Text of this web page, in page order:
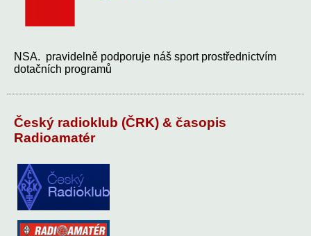
NSA. pravidelně podporuje náš sport prostřednictvím
dotačních programů
Český radioklub (ČRK) & časopis
Radioamatér